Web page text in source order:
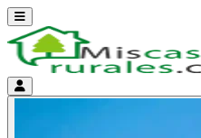
Abrir menú
Menú de cuenta